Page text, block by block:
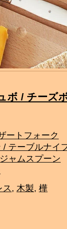
ボ / チーズ
ートフォーク
/ テーブルナイ
ャムスプーン
ス , 木製, 樺